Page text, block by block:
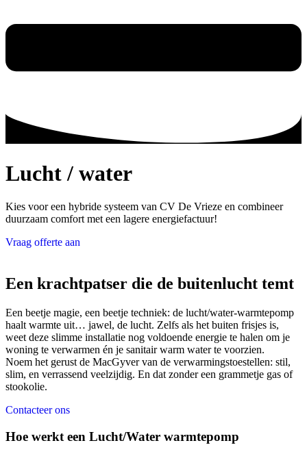
Lucht / water
Kies voor een hybride systeem van CV De Vrieze en combineer
duurzaam comfort met een lagere energiefactuur!
Vraag offerte aan
Een krachtpatser die de buitenlucht temt
Een beetje magie, een beetje techniek: de lucht/water-warmtepomp
haalt warmte uit… jawel, de lucht. Zelfs als het buiten frisjes is,
weet deze slimme installatie nog voldoende energie te halen om je
woning te verwarmen én je sanitair warm water te voorzien.
Noem het gerust de MacGyver van de verwarmingstoestellen: stil,
slim, en verrassend veelzijdig. En dat zonder een grammetje gas of
stookolie.
Contacteer ons
Hoe werkt een Lucht/Water warmtepomp